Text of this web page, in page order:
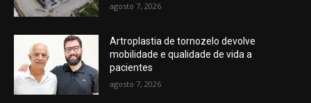
agosto 7, 2026
Artroplastia de tornozelo devolve
mobilidade e qualidade de vida a
pacientes
agosto 7, 2026